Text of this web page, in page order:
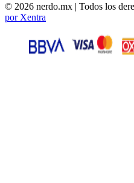
© 2026 nerdo.mx | Todos los
por Xentra